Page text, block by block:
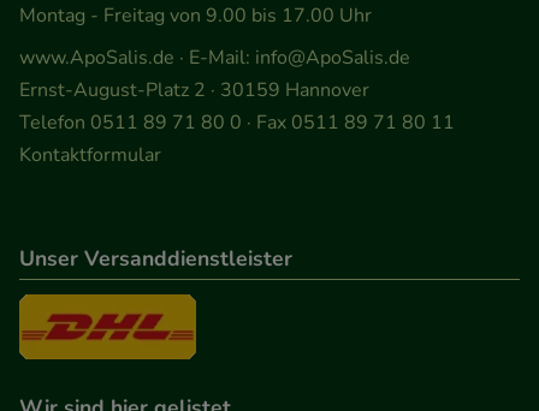
Montag - Freitag von 9.00 bis 17.00 Uhr
www.ApoSalis.de · E-Mail: info@ApoSalis.de
Ernst-August-Platz 2 · 30159 Hannover
Telefon 0511 89 71 80 0 · Fax 0511 89 71 80 11
Kontaktformular
Unser Versanddienstleister